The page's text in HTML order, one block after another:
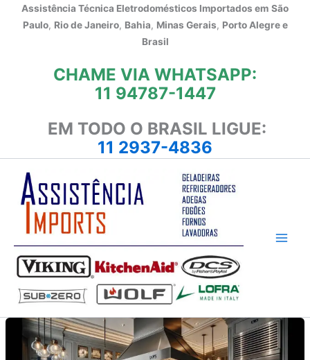
Assistência Técnica Eletrodomésticos Importados em São
Paulo, Rio de Janeiro, Bahia, Minas Gerais, Porto Alegre e
Brasil
CHAME VIA WHATSAPP:
11 94787-1447
EM TODO O BRASIL LIGUE:
11 2937-4836